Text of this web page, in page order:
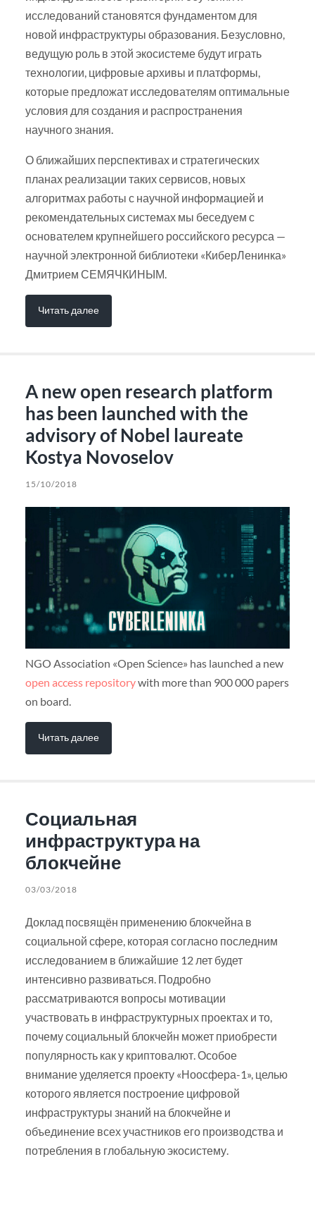
исследований становятся фундаментом для
новой инфраструктуры образования. Безусловно,
ведущую роль в этой экосистеме будут играть
технологии, цифровые архивы и платформы,
которые предложат исследователям оптимальные
условия для создания и распространения
научного знания.
О ближайших перспективах и стратегических
планах реализации таких сервисов, новых
алгоритмах работы с научной информацией и
рекомендательных системах мы беседуем с
основателем крупнейшего российского ресурса —
научной электронной библиотеки «КиберЛенинка»
Дмитрием СЕМЯЧКИНЫМ.
Читать далее
A new open research platform
has been launched with the
advisory of Nobel laureate
Kostya Novoselov
15/10/2018
NGO Association «Open Science» has launched a new
open access repositorywith more than 900 000 papers
on board.
Читать далее
Социальная
инфраструктура на
блокчейне
03/03/2018
Доклад посвящён применению блокчейна в
социальной сфере, которая согласно последним
исследованием в ближайшие 12 лет будет
интенсивно развиваться. Подробно
рассматриваются вопросы мотивации
участвовать в инфраструктурных проектах и то,
почему социальный блокчейн может приобрести
популярность как у криптовалют. Особое
внимание уделяется проекту «Ноосфера-1», целью
которого является построение цифровой
инфраструктуры знаний на блокчейне и
объединение всех участников его производства и
потребления в глобальную экосистему.